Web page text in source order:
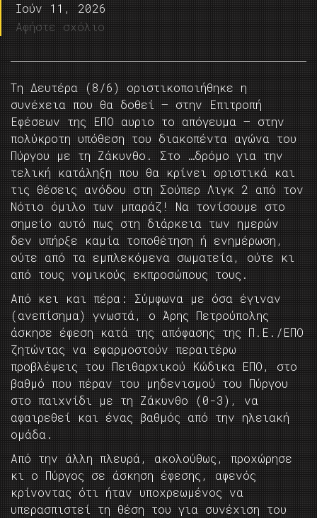
Ιούν 11, 2026
Αφήστε σχόλιο
Τη Δευτέρα (8/6) οριστικοποιήθηκε η
συνέχεια που θα δοθεί – στην Επιτροπή
Εφέσεων της ΕΠΟ αυριο το απόγευμα – στην
πολύκροτη υπόθεση του διακοπέντα αγώνα του
Πύργου με τη Ζάκυνθο. Στο …δρόμο για την
τελική κατάληξη που θα κρίνει οριστικά και
τις θέσεις ανόδου στη Σούπερ Λιγκ 2 από τον
Νότιο όμιλο των μπαράζ! Να τονίσουμε στο
σημείο αυτό πως στη διάρκεια των ημερών
δεν υπήρξε καμία τοποθέτηση ή ενημέρωση,
ούτε από τα εμπλεκόμενα σωματεία, ούτε κι
από τους νομικούς εκπροσώπους τους.
Από κει και πέρα: Σύμφωνα με όσα έγιναν
(ανεπίσημα) γνωστά, ο Άρης Πετρούπολης
άσκησε έφεση κατά της απόφασης της Π.Ε./ΕΠΟ
ζητώντας να εφαρμοστούν περαιτέρω
προβλέψεις του Πειθαρχικού Κώδικα ΕΠΟ, στο
βαθμό που πέραν του μηδενισμού του Πύργου
στο παιχνίδι με τη Ζάκυνθο (0-3), να
αφαιρεθεί και ένας βαθμός από την ηλειακή
ομάδα.
Από την άλλη πλευρά, ακολούθως, προχώρησε
κι ο Πύργος σε άσκηση έφεσης, αφενός
κρίνοντας ότι ήταν υποχρεωμένος να
υπερασπιστεί τη θέση του για συνέχιση του